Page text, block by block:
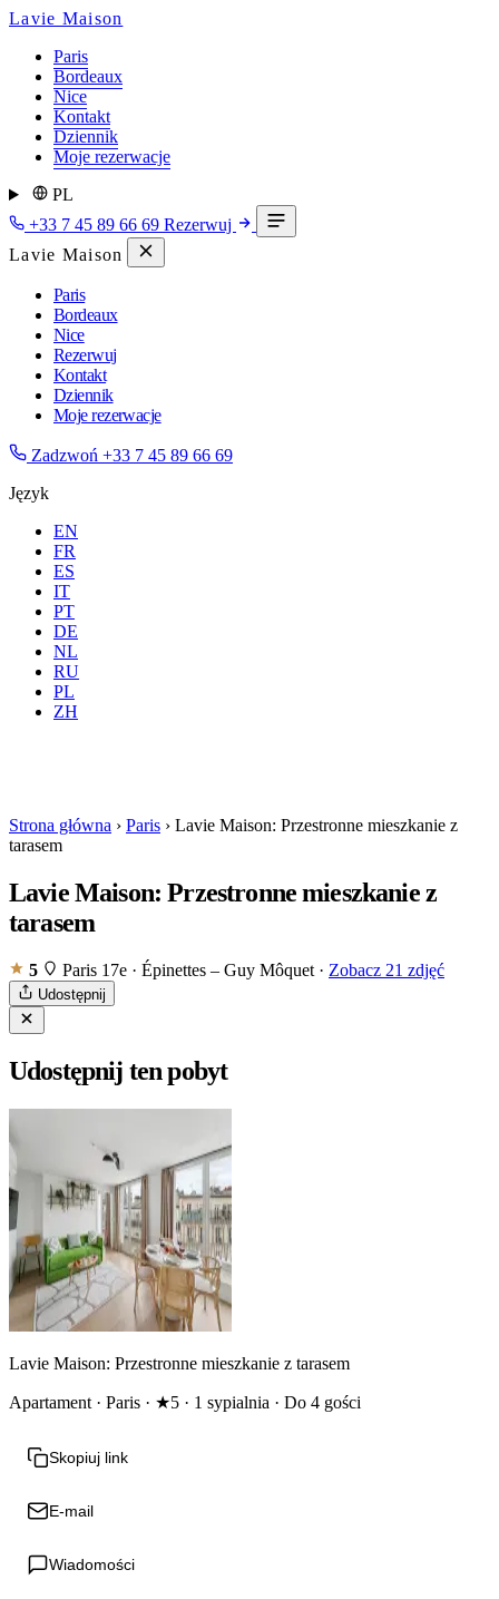
Lavie Maison
Paris
Bordeaux
Nice
Kontakt
Dziennik
Moje rezerwacje
PL
+33 7 45 89 66 69 Rezerwuj
Lavie Maison
Paris
Bordeaux
Nice
Rezerwuj
Kontakt
Dziennik
Moje rezerwacje
Zadzwoń +33 7 45 89 66 69
Język
EN
FR
ES
IT
PT
DE
NL
RU
PL
ZH
Gdzie Wszystkie
Strona główna › Paris › Lavie Maison: Przestronne mieszkanie z
tarasem
Lavie Maison: Przestronne mieszkanie z
tarasem
5 Paris 17e · Épinettes – Guy Môquet · Zobacz 21 zdjęć
Udostępnij
Udostępnij ten pobyt
Lavie Maison: Przestronne mieszkanie z tarasem
Apartament · Paris · ★5 · 1 sypialnia · Do 4 gości
Skopiuj link
E-mail
Wiadomości